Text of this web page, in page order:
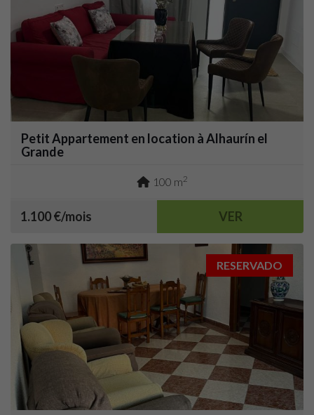
Petit Appartement en location à Alhaurín el
Grande
100 m2
1.100 €/mois VER
RESERVADO